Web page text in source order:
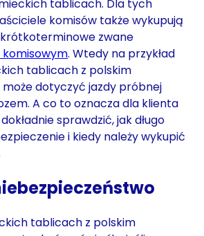
tablicach. Dla tych
komisów także wykupują
zwane
. Wtedy na przykład
tablicach z polskim
dotyczyć jazdy próbnej
A co to oznacza dla klienta
sprawdzić, jak długo
i kiedy należy wykupić
tablicach z polskim